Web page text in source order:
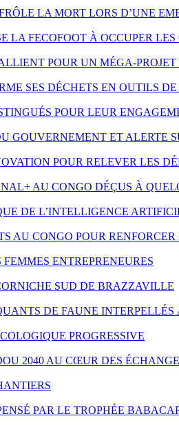
LA MORT LORS D’UNE
FECOFOOT À OCCUPER LES
POUR UN MÉGA-
SES DÉCHETS EN OUTILS
POUR LEUR
GOUVERNEMENT ET ALERTE
POUR RELEVER LES
AU CONGO DÉÇUS À
DE L’INTELLIGENCE
AU CONGO POUR
ENTREPRENEURES
SUD DE BRAZZAVILLE
DE FAUNE
PROGRESSIVE
2040 AU CŒUR DES
PAR LE TROPHÉE